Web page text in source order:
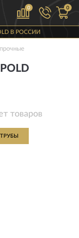
0 0
В РОССИИ
товаров